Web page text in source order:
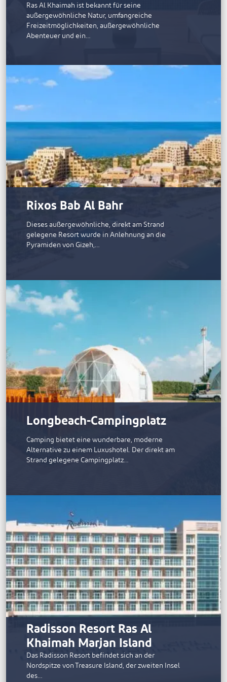
Ras Al Khaimah ist bekannt für seine
außergewöhnliche Natur, umfangreiche
Freizeitmöglichkeiten, außergewöhnliche
Abenteuer und ein…
Rixos Bab Al Bahr
Dieses außergewöhnliche, direkt am Strand
gelegene Resort wurde in Anlehnung an die
Pyramiden von Gizeh,…
Longbeach-Campingplatz
Camping bietet eine wunderbare, moderne
Alternative zu einem Luxushotel. Der direkt am
Strand gelegene Campingplatz…
Radisson Resort Ras Al
Khaimah Marjan Island
Das Radisson Resort befindet sich an der
Nordspitze von Treasure Island, der zweiten Insel
des…